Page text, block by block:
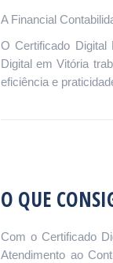
A Financial
O Certificado Digital
Digital em Vitória
eficiência e
O QUE
Com o Certificado
Atendimento ao